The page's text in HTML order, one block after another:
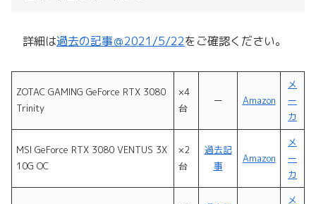
詳細は過去の記事＠2021/5/22をご確認ください。
ZOTAC GAMING GeForce RTX 3080
Trinity
×4
台
ー Amazon
メ
ー
カ
MSI GeForce RTX 3080 VENTUS 3X
10G OC
×2
台
過去記
事
Amazon
メ
ー
カ
メ